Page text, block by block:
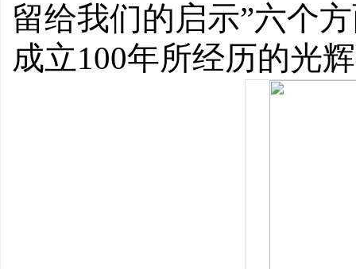
留给我们的启示”六个
成立100年所经历的光